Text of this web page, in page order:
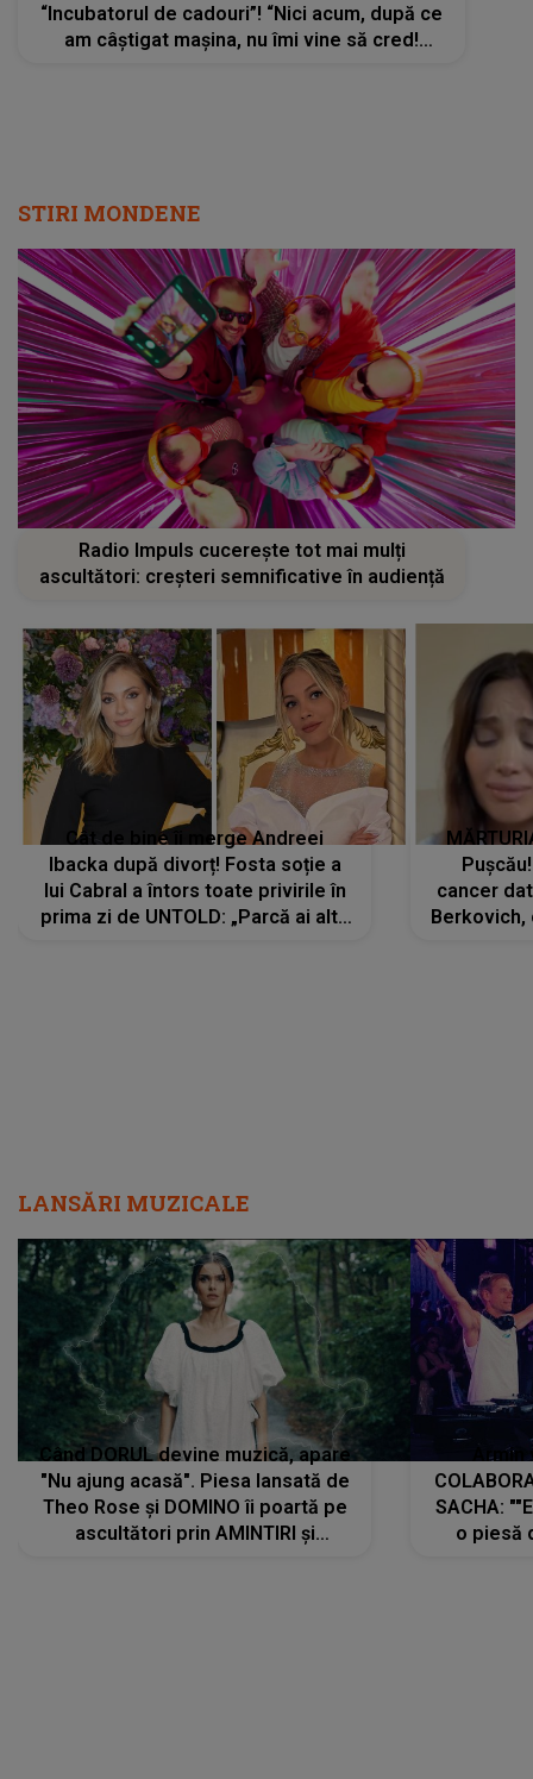
“Incubatorul de cadouri”! “Nici acum, după ce
am câștigat mașina, nu îmi vine să cred!
STIRI MONDENE
Radio Impuls cucerește tot mai mulți
ascultători: creșteri semnificative în audiență
Cât de bine îi merge Andreei
Ibacka după divorț! Fosta soție a
lui Cabral a întors toate privirile în
prima zi de UNTOLD: „Parcă ai altă
cancer
Berkovich,
LANSĂRI MUZICALE
Când DORUL devine muzică, apare
"Nu ajung acasă". Piesa lansată de
Theo Rose și DOMINO îi poartă pe
ascultători prin AMINTIRI și
SACHA:
o piesă